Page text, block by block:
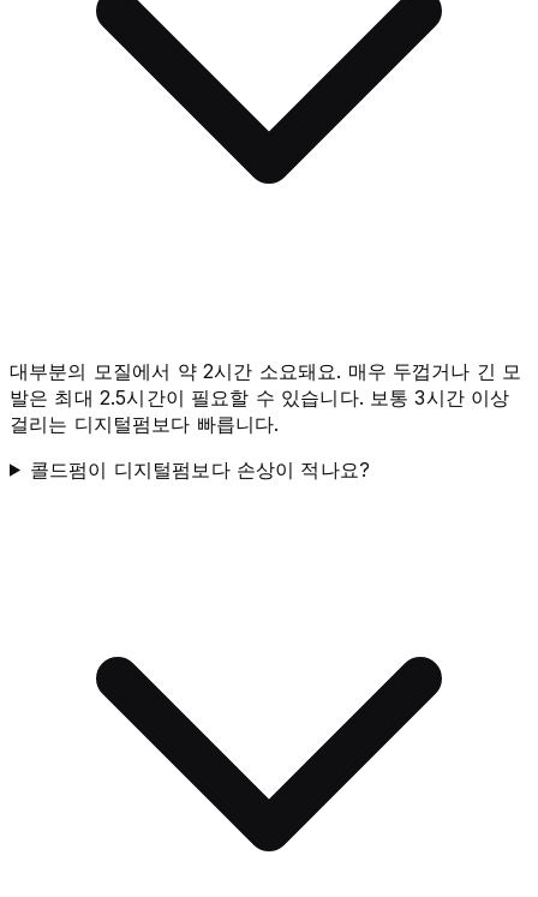
대부분의 모질에서 약 2시간 소요돼요. 매우 두껍거나 긴 모
발은 최대 2.5시간이 필요할 수 있습니다. 보통 3시간 이상
걸리는 디지털펌보다 빠릅니다.
콜드펌이 디지털펌보다 손상이 적나요?